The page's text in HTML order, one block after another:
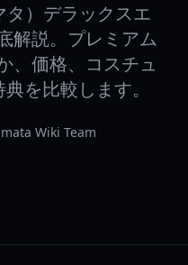
タ）デラックスエ
解説。プレミアム
、価格、コスチュ
を比較します。
Wiki Team